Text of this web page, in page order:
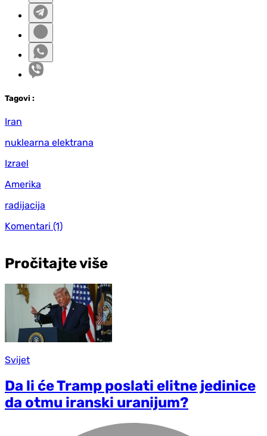
Tagovi :
Iran
nuklearna elektrana
Izrael
Amerika
radijacija
Komentari (1)
Pročitajte više
Svijet
Da li će Tramp poslati elitne jedinice
da otmu iranski uranijum?